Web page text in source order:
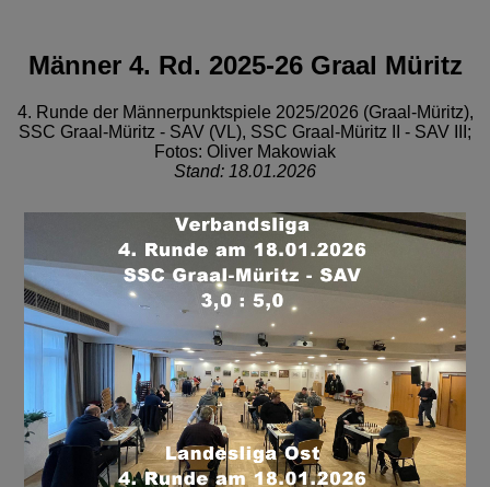
Männer 4. Rd. 2025-26 Graal Müritz
4. Runde der Männerpunktspiele 2025/2026 (Graal-Müritz),
SSC Graal-Müritz - SAV (VL), SSC Graal-Müritz II - SAV III;
Fotos: Oliver Makowiak
Stand: 18.01.2026